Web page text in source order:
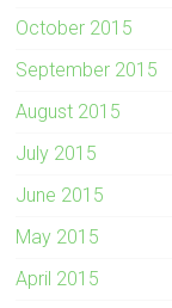
October 2015
September 2015
August 2015
July 2015
June 2015
May 2015
April 2015